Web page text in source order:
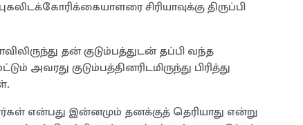
சிரியாவுக்கு திருப்பி
தன் குடும்பத்துடன் தப்பி வந்த
குடும்பத்தினரிடமிருந்து பிரித்து
என்பது இன்னமும் தனக்குத் தெரியாது என்று